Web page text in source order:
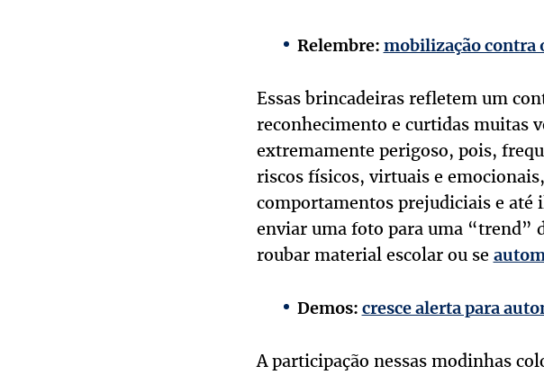
Relembre: mobilização contra
Essas brincadeiras refletem um
reconhecimento e curtidas muitas
extremamente perigoso, pois,
riscos físicos, virtuais e
comportamentos prejudiciais e até
enviar uma foto para uma “trend”
roubar material escolar ou se
Demos: cresce alerta para
A participação nessas modinhas